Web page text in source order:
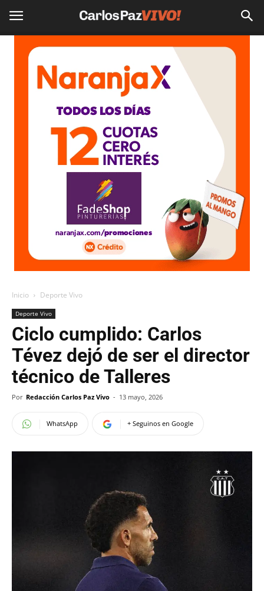
Inicio Deporte Vivo
Deporte Vivo
Ciclo cumplido: Carlos
Tévez dejó de ser el director
técnico de Talleres
Por Redacción Carlos Paz Vivo - 13 mayo, 2026
WhatsApp + Seguinos en Google